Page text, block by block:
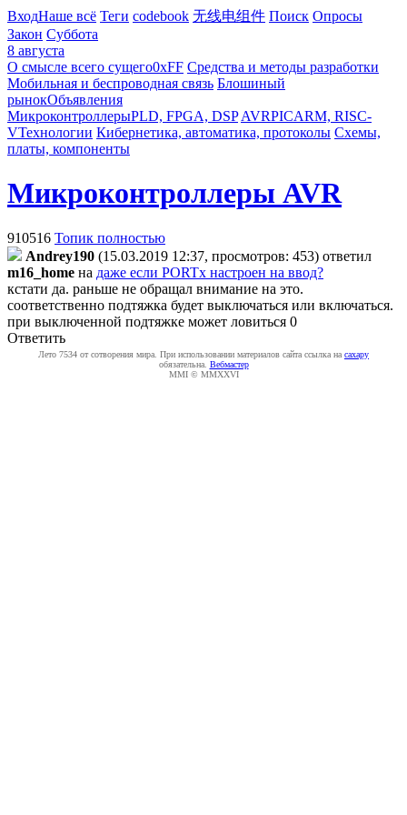
ВходНаше всё Теги codebook 无线电组件 Поиск Опросы
Закон Суббота
8 августа
О смысле всего сущего0xFF Средства и методы разработки
Мобильная и беспроводная связь Блошиный
рынокОбъявления
МикроконтроллерыPLD, FPGA, DSP AVRPICARM, RISC-
VТехнологии Кибернетика, автоматика, протоколы Схемы,
платы, компоненты
Микроконтроллеры AVR
910516 Топик полностью
Andrey190 (15.03.2019 12:37, просмотров: 453) ответил
m16_home на даже если PORTx настроен на ввод?
кстати да. раньше не обращал внимание на это.
соответственно подтяжка будет выключаться или включаться.
при выключенной подтяжке может ловиться 0
Ответить
Лето 7534 от сотворения мира. При использовании материалов сайта ссылка на caxapу
обязательна. Вебмастер
MMI © MMXXVI